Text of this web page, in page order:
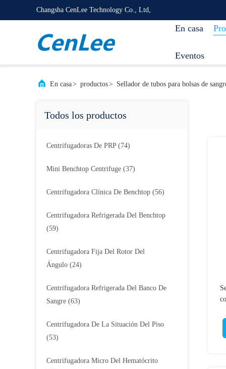
Changsha CenLee Technology Co., Ltd,
En casa
Eventos
En casa> productos> Sellador de tubos para bolsas de
Todos los productos
Centrifugadoras De PRP (74)
Mini Benchtop Centrifuge (37)
Centrifugadora Clínica De Benchtop (56)
Centrifugadora Refrigerada Del Benchtop
(59)
Centrifugadora Fija Del Rotor Del
Ángulo (24)
Centrifugadora Refrigerada Del Banco De
Sangre (63)
Centrifugadora De La Situación Del Piso
(53)
Centrifugadora Micro Del Hematócrito